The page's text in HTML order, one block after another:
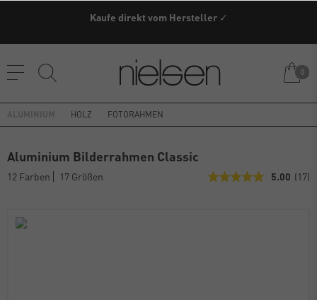
Versandkostenfrei ab einem Warenwert von 79€ innerhalb
Kaufe direkt vom Hersteller ✓
0
HOLZ FOTORAHMEN
Aluminium Bilderrahmen Classic
12 Farben 17 Größen 5.00 (17)